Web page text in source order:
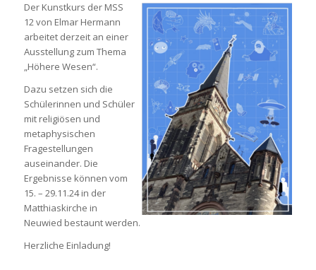
Der Kunstkurs der MSS
12 von Elmar Hermann
arbeitet derzeit an einer
Ausstellung zum Thema
„Höhere Wesen“.
Dazu setzen sich die
Schülerinnen und Schüler
mit religiösen und
metaphysischen
Fragestellungen
auseinander. Die
Ergebnisse können vom
15. – 29.11.24 in der
Matthiaskirche in
Neuwied bestaunt werden.
Herzliche Einladung!